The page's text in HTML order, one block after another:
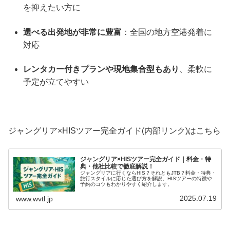
を抑えたい方に
選べる出発地が非常に豊富 ：全国の地方空港発着に
対応
レンタカー付きプランや現地集合型もあり
、柔軟に
予定が立てやすい
ジャングリア×HISツアー完全ガイド(内部リンク)はこちら
ジャングリア×HISツアー完全ガイド｜料金・特
典・他社比較で徹底解説！
ジャングリアに行くならHIS？それともJTB？料金・特典・
旅行スタイルに応じた選び方を解説。HISツアーの特徴や
予約のコツもわかりやすく紹介します。
www.wvtl.jp 2025.07.19